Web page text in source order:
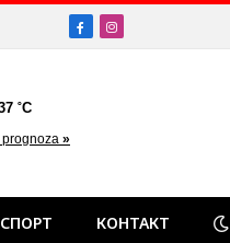
FacebookInstagram
СПОРТ КОНТАКТ